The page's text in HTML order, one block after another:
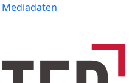
Mediadaten